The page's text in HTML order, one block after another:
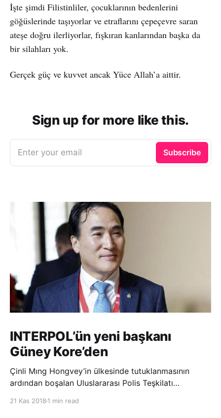
İşte şimdi Filistinliler, çocuklarının bedenlerini
göğüslerinde taşıyorlar ve etraflarını çepeçevre saran
ateşe doğru ilerliyorlar, fışkıran kanlarından başka da
bir silahları yok.
Gerçek güç ve kuvvet ancak Yüce Allah’a aittir.
Sign up for more like this.
Enter your email Subscribe
INTERPOL’ün yeni başkanı
Güney Kore’den
Çinli Mıng Hongvey’in ülkesinde tutuklanmasının
ardından boşalan Uluslararası Polis Teşkilatı
21 Kas 2018 1 min read